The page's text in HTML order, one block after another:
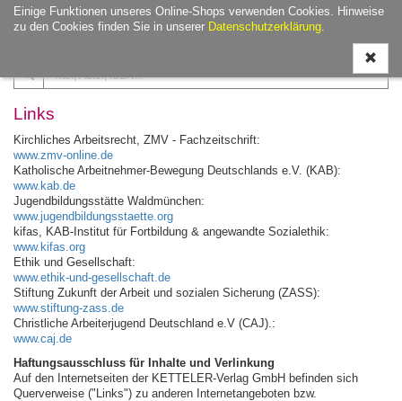
Einige Funktionen unseres Online-Shops verwenden Cookies. Hinweise
zu den Cookies finden Sie in unserer Datenschutzerklärung.
ein-/
Links
Kirchliches Arbeitsrecht, ZMV - Fachzeitschrift:
www.zmv-online.de
Katholische Arbeitnehmer-Bewegung Deutschlands e.V. (KAB):
www.kab.de
Jugendbildungsstätte Waldmünchen:
www.jugendbildungsstaette.org
kifas, KAB-Institut für Fortbildung & angewandte Sozialethik:
www.kifas.org
Ethik und Gesellschaft:
www.ethik-und-gesellschaft.de
Stiftung Zukunft der Arbeit und sozialen Sicherung (ZASS):
www.stiftung-zass.de
Christliche Arbeiterjugend Deutschland e.V (CAJ).:
www.caj.de
Haftungsausschluss für Inhalte und Verlinkung
Auf den Internetseiten der KETTELER-Verlag GmbH befinden sich
Querverweise ("Links") zu anderen Internetangeboten bzw.